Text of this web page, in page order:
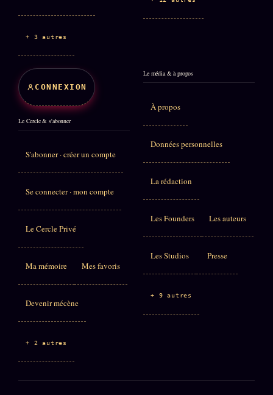
+ 3 autres
CONNEXION
Le Cercle & s'abonner
S'abonner · créer un compte
Se connecter · mon compte
Le Cercle Privé
Ma mémoire Mes favoris
Devenir mécène
+ 2 autres
Le média & à propos
À propos
Données personnelles
La rédaction
Les Founders Les auteurs
Les Studios Presse
+ 9 autres